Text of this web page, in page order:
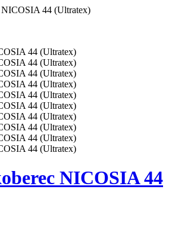
NICOSIA 44 (Ultratex)
NICOSIA 44